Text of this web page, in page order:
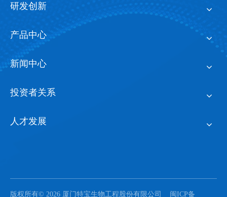
研发创新
产品中心
新闻中心
投资者关系
人才发展
版权所有© 2026 厦门特宝生物工程股份有限公司 闽ICP备